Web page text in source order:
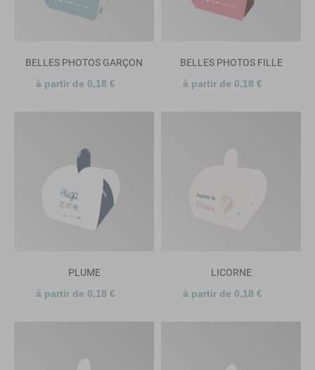
BELLES PHOTOS GARÇON
à partir de 0,18 €
BELLES PHOTOS FILLE
à partir de 0,18 €
PLUME
à partir de 0,18 €
LICORNE
à partir de 0,18 €